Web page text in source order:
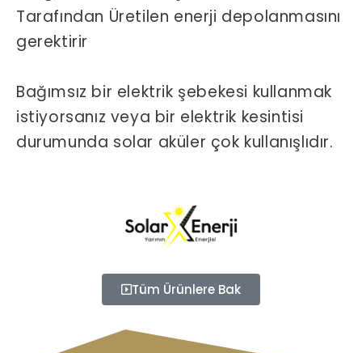
Tarafından Üretilen enerji depolanmasını
gerektirir
Bağımsız bir elektrik şebekesi kullanmak
istiyorsanız veya bir elektrik kesintisi
durumunda solar aküler çok kullanışlıdır.
Tüm Ürünlere Bak